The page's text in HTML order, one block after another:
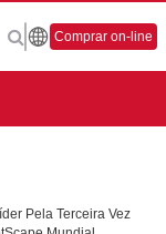
Comprar on-line
Pela Terceira Vez